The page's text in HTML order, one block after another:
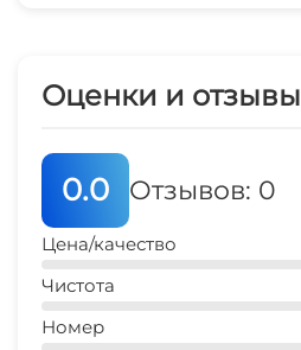
Спутниковое ТВ
Оценки и отзывы
0.0 Отзывов: 0
Цена/качество
Чистота
Номер